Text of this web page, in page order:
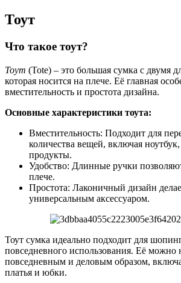
Тоут
Что такое тоут?
Тоут (Tote) – это большая сумка с двумя
которая носится на плече. Её главная
вместительность и простота дизайна.
Основные характеристики тоута:
Вместительность: Подходит для
количества вещей, включая
продукты.
Удобство: Длинные ручки
плече.
Простота: Лаконичный дизайн
универсальным аксессуаром.
Тоут сумка идеально подходит для
повседневного использования. Её
повседневным и деловым образом,
платья и юбки.